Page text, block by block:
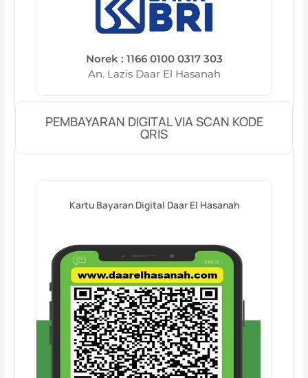
Norek : 1166 0100 0317 303
An. Lazis Daar El Hasanah
Kartu Bayaran Digital Daar El Hasanah
PEMBAYARAN DIGITAL VIA SCAN KODE
QRIS